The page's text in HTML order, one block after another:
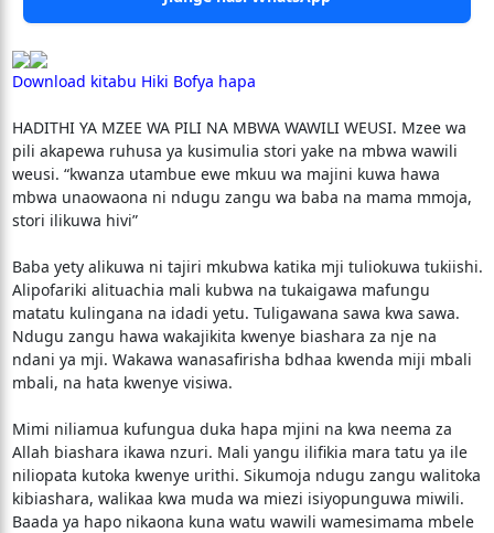
Download kitabu Hiki Bofya hapa
HADITHI YA MZEE WA PILI NA MBWA WAWILI WEUSI. Mzee wa
pili akapewa ruhusa ya kusimulia stori yake na mbwa wawili
weusi. “kwanza utambue ewe mkuu wa majini kuwa hawa
mbwa unaowaona ni ndugu zangu wa baba na mama mmoja,
stori ilikuwa hivi”
Baba yety alikuwa ni tajiri mkubwa katika mji tuliokuwa tukiishi.
Alipofariki alituachia mali kubwa na tukaigawa mafungu
matatu kulingana na idadi yetu. Tuligawana sawa kwa sawa.
Ndugu zangu hawa wakajikita kwenye biashara za nje na
ndani ya mji. Wakawa wanasafirisha bdhaa kwenda miji mbali
mbali, na hata kwenye visiwa.
Mimi niliamua kufungua duka hapa mjini na kwa neema za
Allah biashara ikawa nzuri. Mali yangu ilifikia mara tatu ya ile
niliopata kutoka kwenye urithi. Sikumoja ndugu zangu walitoka
kibiashara, walikaa kwa muda wa miezi isiyopunguwa miwili.
Baada ya hapo nikaona kuna watu wawili wamesimama mbele